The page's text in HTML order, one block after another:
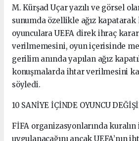
M. Kürşad Uçar yazılı ve görsel
sunumda özellikle ağız kapatarak
oyunculara UEFA direk ihraç
verilmemesini, oyun içerisinde
gerilim anında yapılan ağız
konuşmalarda ihtar verilmesini
söyledi.
10 SANİYE İÇİNDE OYUNCU
FİFA organizasyonlarında
uygulanacağını ancak UEFA’nın